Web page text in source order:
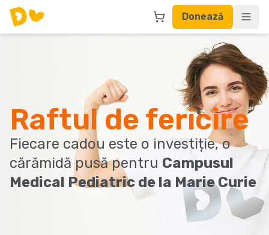
Donează
Raftul de fericire
Fiecare cadou este o investiție, o
cărămidă pusă pentru Campusul
Medical Pediatric de la Marie Curie